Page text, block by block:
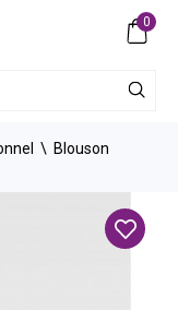
0
Blouson